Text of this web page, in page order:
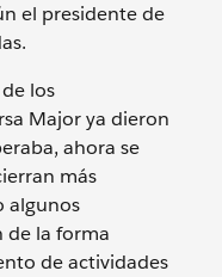
el presidente de
los
Major ya dieron
ahora se
más
algunos
de la forma
de actividades